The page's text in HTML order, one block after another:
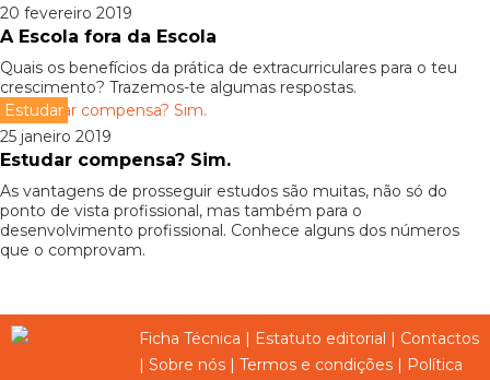
20 fevereiro 2019
A Escola fora da Escola
Quais os benefícios da prática de extracurriculares para o teu
crescimento? Trazemos-te algumas respostas.
Estudar
25 janeiro 2019
Estudar compensa? Sim.
As vantagens de prosseguir estudos são muitas, não só do
ponto de vista profissional, mas também para o
desenvolvimento profissional. Conhece alguns dos números
que o comprovam.
Ficha Técnica | Estatuto editorial | Contactos
| Sobre nós | Termos e condições | Política